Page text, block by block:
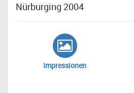
Nürburging 2004
Impressionen